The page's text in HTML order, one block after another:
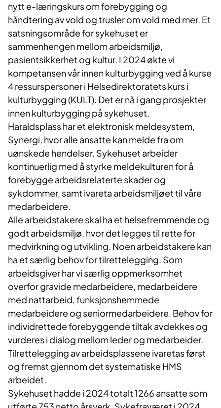
nytt e-læringskurs om forebygging og
håndtering av vold og trusler om vold med mer. Et
satsningsområde for sykehuset er
sammenhengen mellom arbeidsmiljø,
pasientsikkerhet og kultur. I 2024 økte vi
kompetansen vår innen kulturbygging ved å kurse
4 ressurspersoner i Helsedirektoratets kurs i
kulturbygging (KULT). Det er nå i gang prosjekter
innen kulturbygging på sykehuset.
Haraldsplass har et elektronisk meldesystem,
Synergi, hvor alle ansatte kan melde fra om
uønskede hendelser. Sykehuset arbeider
kontinuerlig med å styrke meldekulturen for å
forebygge arbeidsrelaterte skader og
sykdommer, samt ivareta arbeidsmiljøet til våre
medarbeidere.
Alle arbeidstakere skal ha et helsefremmende og
godt arbeidsmiljø, hvor det legges til rette for
medvirkning og utvikling. Noen arbeidstakere kan
ha et særlig behov for tilrettelegging. Som
arbeidsgiver har vi særlig oppmerksomhet
overfor gravide medarbeidere, medarbeidere
med nattarbeid, funksjonshemmede
medarbeidere og seniormedarbeidere. Behov for
individrettede forebyggende tiltak avdekkes og
vurderes i dialog mellom leder og medarbeider.
Tilrettelegging av arbeidsplassene ivaretas først
og fremst gjennom det systematiske HMS
arbeidet.
Sykehuset hadde i 2024 totalt 1266 ansatte som